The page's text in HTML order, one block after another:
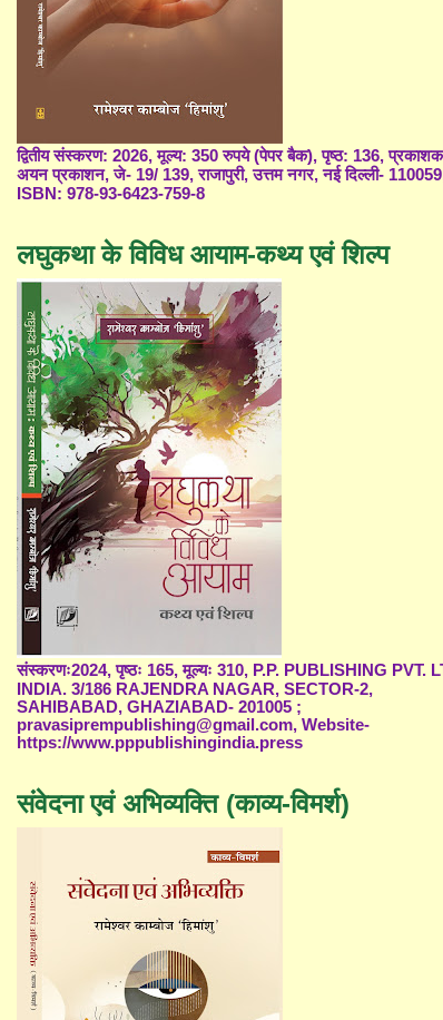
द्वितीय संस्करण: 2026, मूल्य: 350 रुपये (पेपर बैक), पृष्ठ: 136,
अयन प्रकाशन, जे- 19/ 139, राजापुरी, उत्तम नगर, नई दिल्ली-
ISBN: 978-93-6423-759-8
लघुकथा के विविध आयाम-कथ्य एवं शिल्प
संस्करणः2024, पृष्ठः 165, मूल्यः 310, P.P. PUBLISHING PVT.
INDIA. 3/186 RAJENDRA NAGAR, SECTOR-2,
SAHIBABAD, GHAZIABAD- 201005 ;
pravasiprempublishing@gmail.com, Website-
https://www.pppublishingindia.press
संवेदना एवं अभिव्यक्ति (काव्य-विमर्श)